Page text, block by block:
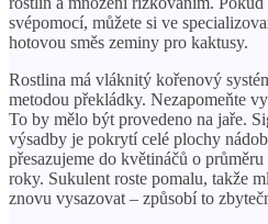
svépomocí, můžete si ve
hotovou směs zeminy pro kaktusy.
Rostlina má vláknitý kořenový
metodou překládky. Nezapomeňte
To by mělo být provedeno na jaře.
výsadby je pokrytí celé plochy
přesazujeme do květináčů o
roky. Sukulent roste pomalu, takže
znovu vysazovat – způsobí to